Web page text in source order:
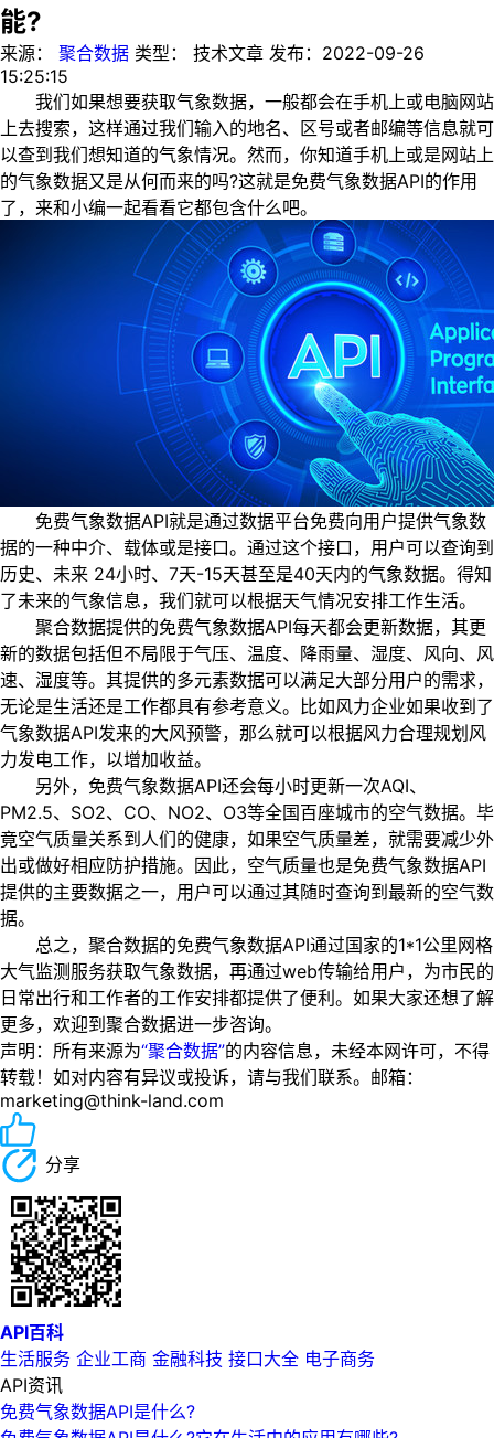
能?
来源： 聚合数据 类型： 技术文章 发布： 2022-09-26
15:25:15
我们如果想要获取气象数据，一般都会在手机上或电脑网站
上去搜索，这样通过我们输入的地名、区号或者邮编等信息就可
以查到我们想知道的气象情况。然而，你知道手机上或是网站上
的气象数据又是从何而来的吗?这就是免费气象数据API的作用
了，来和小编一起看看它都包含什么吧。
免费气象数据API就是通过数据平台免费向用户提供气象数
据的一种中介、载体或是接口。通过这个接口，用户可以查询到
历史、未来 24小时、7天-15天甚至是40天内的气象数据。得知
了未来的气象信息，我们就可以根据天气情况安排工作生活。
聚合数据提供的免费气象数据API每天都会更新数据，其更
新的数据包括但不局限于气压、温度、降雨量、湿度、风向、风
速、湿度等。其提供的多元素数据可以满足大部分用户的需求，
无论是生活还是工作都具有参考意义。比如风力企业如果收到了
气象数据API发来的大风预警，那么就可以根据风力合理规划风
力发电工作，以增加收益。
另外，免费气象数据API还会每小时更新一次AQI、
PM2.5、SO2、CO、NO2、O3等全国百座城市的空气数据。毕
竟空气质量关系到人们的健康，如果空气质量差，就需要减少外
出或做好相应防护措施。因此，空气质量也是免费气象数据API
提供的主要数据之一，用户可以通过其随时查询到最新的空气数
据。
总之，聚合数据的免费气象数据API通过国家的1*1公里网格
大气监测服务获取气象数据，再通过web传输给用户，为市民的
日常出行和工作者的工作安排都提供了便利。如果大家还想了解
更多，欢迎到聚合数据进一步咨询。
声明：所有来源为“聚合数据”的内容信息，未经本网许可，不得
转载！如对内容有异议或投诉，请与我们联系。邮箱：
marketing@think-land.com
分享
API百科
生活服务 企业工商 金融科技 接口大全 电子商务
API资讯
免费气象数据API是什么?